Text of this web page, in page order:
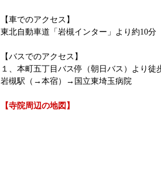
【車でのアクセス】
東北自動車道「岩槻インター」より約10分
【バスでのアクセス】
１、本町五丁目バス停（朝日バス）より徒
岩槻駅（→本宿）→国立東埼玉病院
【寺院周辺の地図】